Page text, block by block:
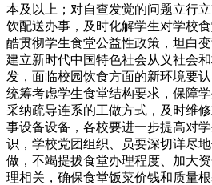
本及以上；对自查发觉的问题立行
饮配送办事，及时化解学生对学校
酷贯彻学生食堂公益性政策，坦白
建立新时代中国特色社会从义社会
发，面临校园饮食方面的新环境要
统筹考虑学生食堂结构要求，保障
采纳疏导连系的工做方式，及时维
事设备设备，各校要进一步提高对
识，学校党团组织、员要深切详尽
做，不竭提拔食堂办理程度、加大
理相关，确保食堂饭菜价钱和质量